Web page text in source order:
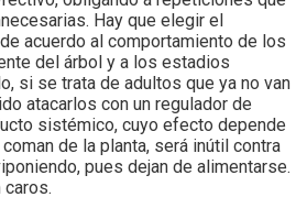
Hay que elegir el
acuerdo al comportamiento de los
del árbol y a los estadios
si se trata de adultos que ya no van
atacarlos con un regulador de
sistémico, cuyo efecto depende
de la planta, será inútil contra
pues dejan de alimentarse.